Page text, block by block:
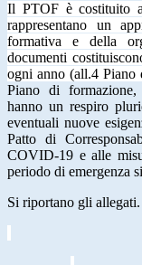
Il PTOF è costituito
rappresentano un
formativa e della
documenti
ogni anno (all.4 Piano
Piano di
hanno un respiro
eventuali nuove
Patto di
COVID-19 e alle
periodo di emergenza
Si riportano gli allegati.